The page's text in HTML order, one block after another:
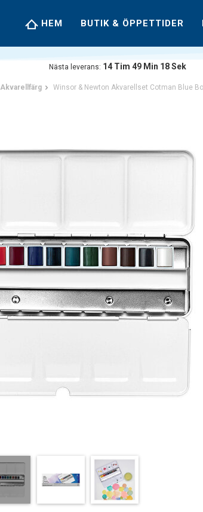
HEM BUTIK & ÖPPETTIDER
Nästa leverans: 14 Tim 49 Min 17Sek
Akvarellfärg Winsor & Newton Akvarellset Cotman Blue